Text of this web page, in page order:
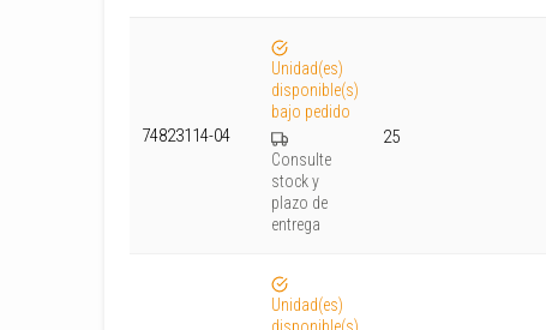
74823114-04
Unidad(es)
disponible(s)
bajo pedido
Consulte
stock y
plazo de
entrega
25
Unidad(es)